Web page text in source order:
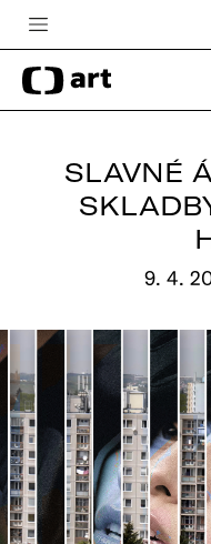
Česká televize
Zpravodajství
iVysílání
edu
Vše o ČT
SLAVNÉ
9. 4.